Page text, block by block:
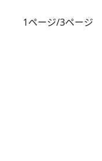
1ページ/3ページ